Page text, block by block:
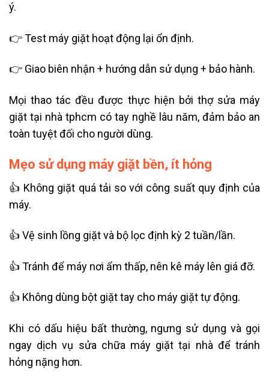
ý.
👉 Test máy giặt hoạt động lại ổn định.
👉 Giao biên nhận + hướng dẫn sử dụng + bảo hành.
Mọi thao tác đều được thực hiện bởi thợ sửa máy
giặt tại nhà tphcm có tay nghề lâu năm, đảm bảo an
toàn tuyệt đối cho người dùng.
Mẹo sử dụng máy giặt bền, ít hỏng
👍 Không giặt quá tải so với công suất quy định của
máy.
👍 Vệ sinh lồng giặt và bộ lọc định kỳ 2 tuần/lần.
👍 Tránh để máy nơi ẩm thấp, nên kê máy lên giá đỡ.
👍 Không dùng bột giặt tay cho máy giặt tự động.
Khi có dấu hiệu bất thường, ngưng sử dụng và gọi
ngay dịch vụ sửa chữa máy giặt tại nhà để tránh
hỏng nặng hơn.